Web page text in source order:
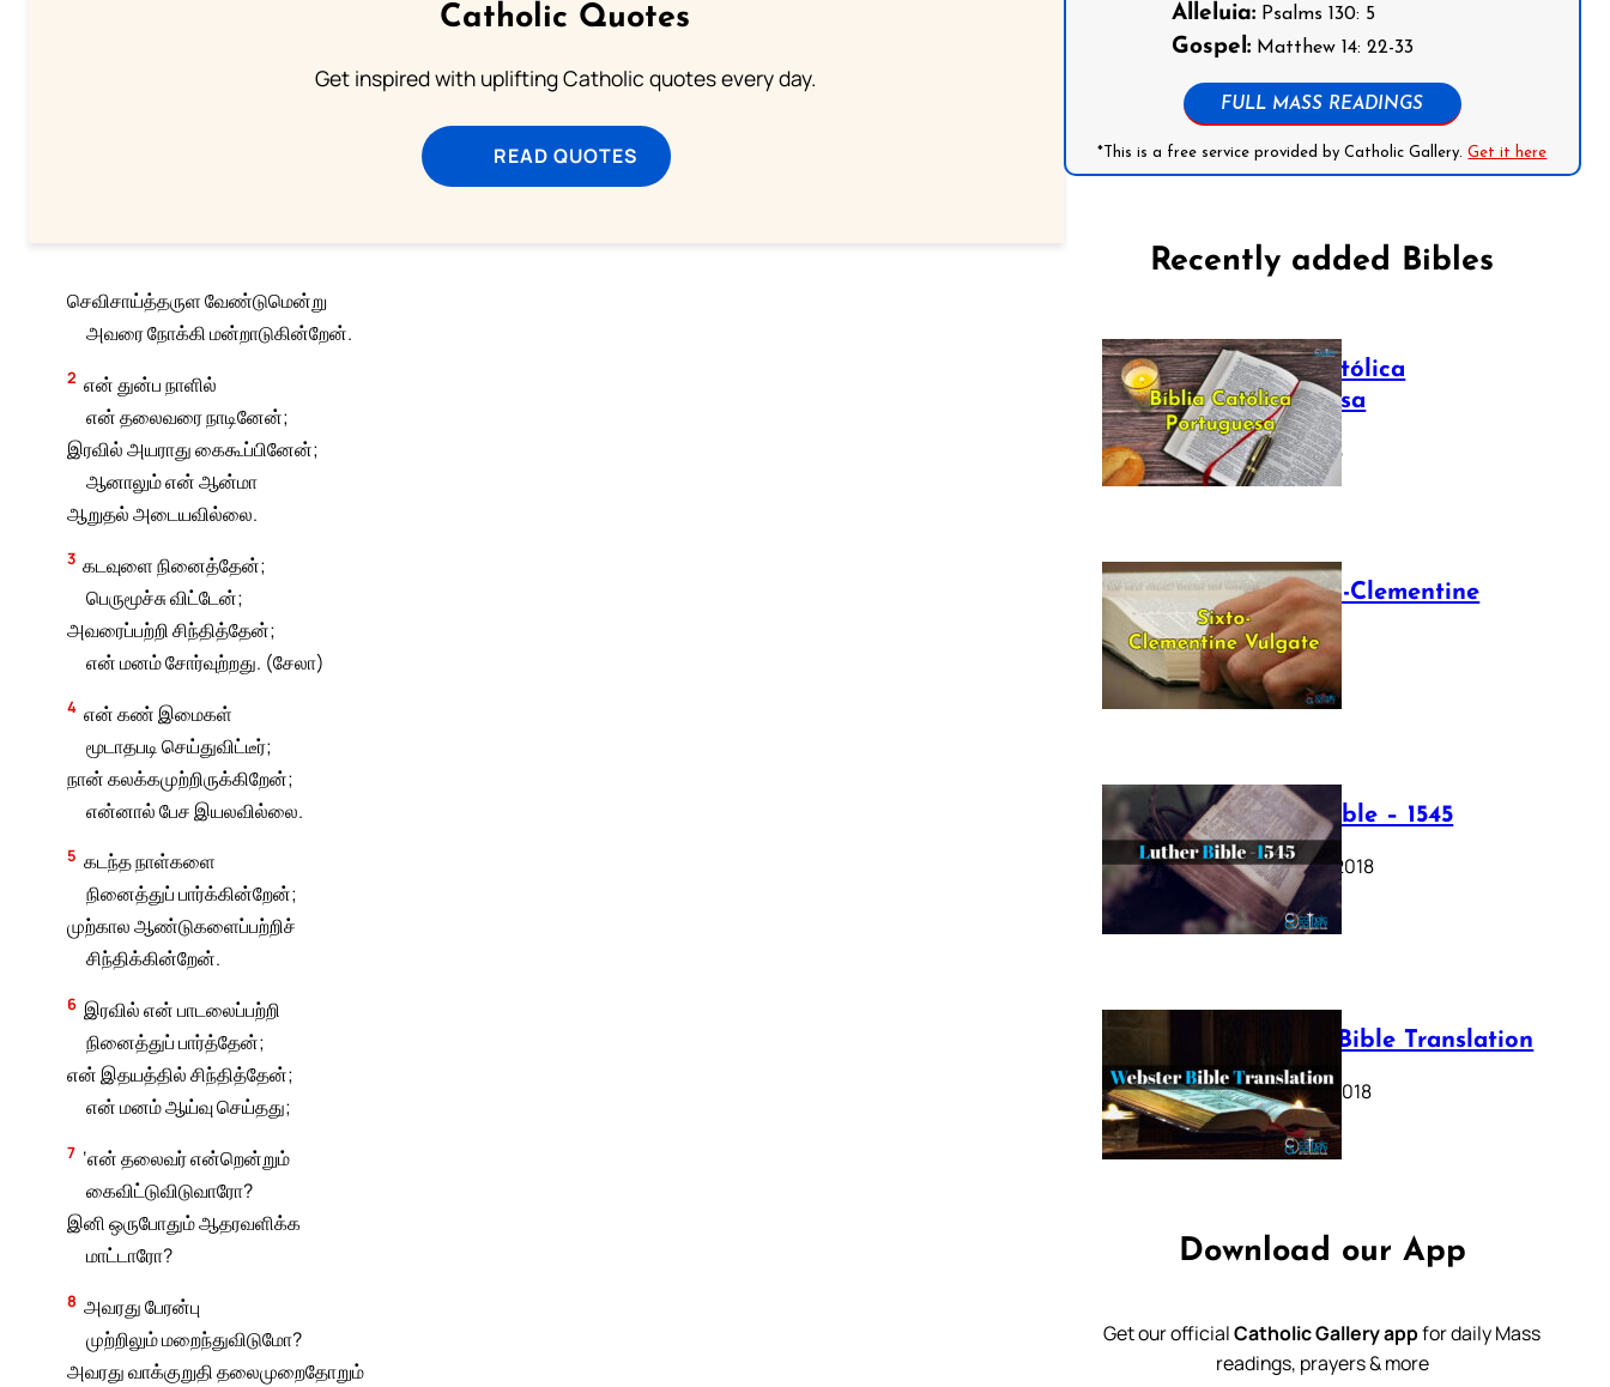
Catholic Quotes
Get inspired with uplifting Catholic quotes every day.
READ QUOTES
செவிசாய்த்தருள வேண்டுமென்று
அவரை நோக்கி மன்றாடுகின்றேன்.
2 என் துன்ப நாளில்
என் தலைவரை நாடினேன்;
இரவில் அயராது கைகூப்பினேன்;
ஆனாலும் என் ஆன்மா
ஆறுதல் அடையவில்லை.
3 கடவுளை நினைத்தேன்;
பெருமூச்சு விட்டேன்;
அவரைப்பற்றி சிந்தித்தேன்;
என் மனம் சோர்வுற்றது. (சேலா)
4 என் கண் இமைகள்
மூடாதபடி செய்துவிட்டீர்;
நான் கலக்கமுற்றிருக்கிறேன்;
என்னால் பேச இயலவில்லை.
5 கடந்த நாள்களை
நினைத்துப் பார்க்கின்றேன்;
முற்கால ஆண்டுகளைப்பற்றிச்
சிந்திக்கின்றேன்.
6 இரவில் என் பாடலைப்பற்றி
நினைத்துப் பார்த்தேன்;
என் இதயத்தில் சிந்தித்தேன்;
என் மனம் ஆய்வு செய்தது;
7 ‘என் தலைவர் என்றென்றும்
கைவிட்டுவிடுவாரோ?
இனி ஒருபோதும் ஆதரவளிக்க
மாட்டாரோ?
8 அவரது பேரன்பு
முற்றிலும் மறைந்துவிடுமோ?
அவரது வாக்குறுதி தலைமுறைதோறும்
Alleluia:Psalms 130: 5
Gospel:Matthew 14: 22-33
FULL MASS READINGS
*This is a free service provided by Catholic Gallery.Get it here
Recently added Bibles
Bíblia Católica
Portuguesa
July 16, 2025
The Sixto-Clementine
Vulgate
July 12, 2025
Luther Bible – 1545
October 17, 2018
Webster Bible Translation
October 11, 2018
Download our App
Get our officialCatholic Gallery appfor daily Mass
readings, prayers & more